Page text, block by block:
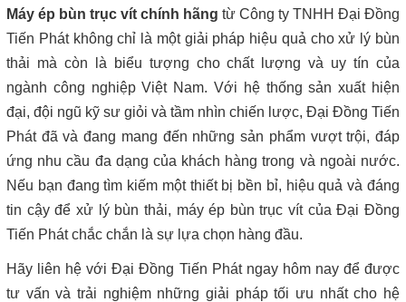
Máy ép bùn trục vít chính hãng từ Công ty TNHH Đại Đồng
Tiến Phát không chỉ là một giải pháp hiệu quả cho xử lý bùn
thải mà còn là biểu tượng cho chất lượng và uy tín của
ngành công nghiệp Việt Nam. Với hệ thống sản xuất hiện
đại, đội ngũ kỹ sư giỏi và tầm nhìn chiến lược, Đại Đồng Tiến
Phát đã và đang mang đến những sản phẩm vượt trội, đáp
ứng nhu cầu đa dạng của khách hàng trong và ngoài nước.
Nếu bạn đang tìm kiếm một thiết bị bền bỉ, hiệu quả và đáng
tin cậy để xử lý bùn thải, máy ép bùn trục vít của Đại Đồng
Tiến Phát chắc chắn là sự lựa chọn hàng đầu.
Hãy liên hệ với Đại Đồng Tiến Phát ngay hôm nay để được
tư vấn và trải nghiệm những giải pháp tối ưu nhất cho hệ